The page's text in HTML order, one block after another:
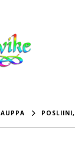
POSLIINI,